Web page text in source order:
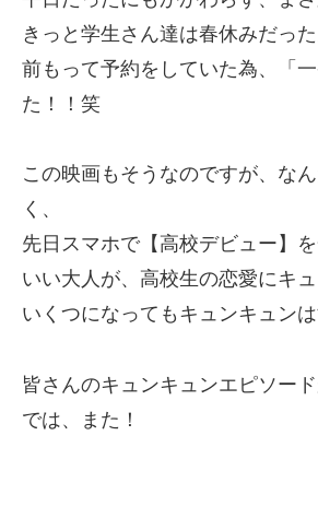
きっと学生さん達は春休みだっ
前もって予約をしていた為、「
た！！笑
この映画もそうなのですが、な
く、
先日スマホで【高校デビュー】
いい大人が、高校生の恋愛にキ
いくつになってもキュンキュン
皆さんのキュンキュンエピソー
では、また！